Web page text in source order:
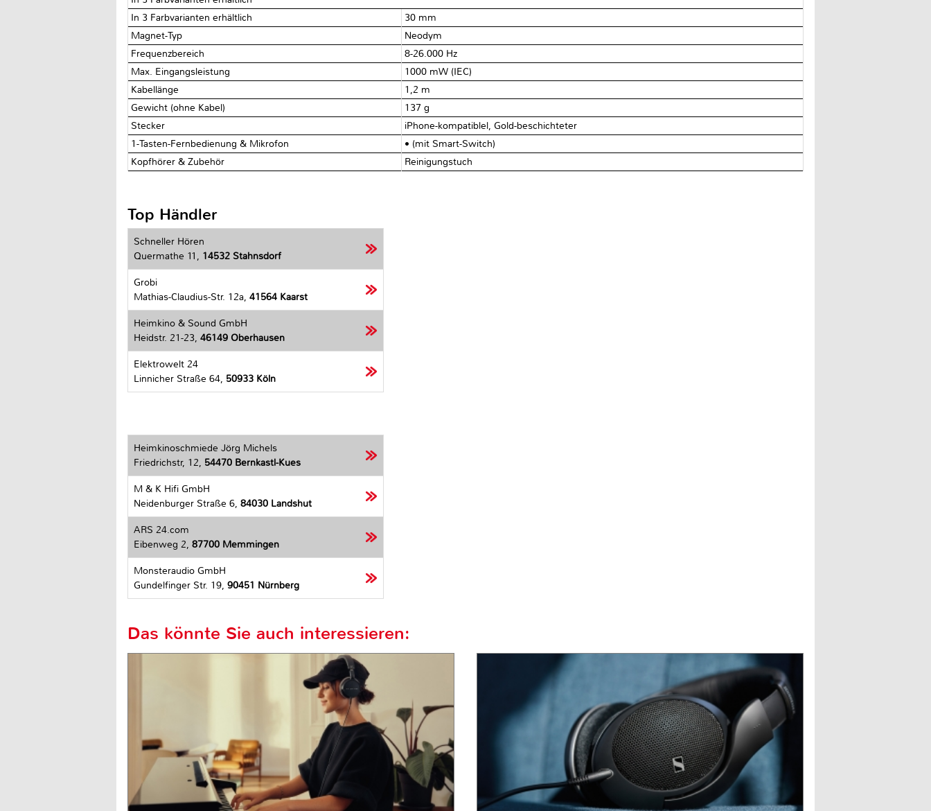
In 3 Farbvarianten erhältlich
30 mm
Magnet-Typ
Neodym
Frequenzbereich
8-26.000 Hz
Max. Eingangsleistung
1000 mW (IEC)
Kabellänge
1,2 m
Gewicht (ohne Kabel)
137 g
Stecker
iPhone-kompatiblel, Gold-beschichteter
1-Tasten-Fernbedienung & Mikrofon
• (mit Smart-Switch)
Kopfhörer & Zubehör
Reinigungstuch
Top Händler
Schneller Hören
Quermathe 11, 14532 Stahnsdorf
Grobi
Mathias-Claudius-Str. 12a, 41564 Kaarst
Heimkino & Sound GmbH
Heidstr. 21-23, 46149 Oberhausen
Elektrowelt 24
Linnicher Straße 64, 50933 Köln
Heimkinoschmiede Jörg Michels
Friedrichstr, 12, 54470 Bernkastl-Kues
M & K Hifi GmbH
Neidenburger Straße 6, 84030 Landshut
ARS 24.com
Eibenweg 2, 87700 Memmingen
Monsteraudio GmbH
Gundelfinger Str. 19, 90451 Nürnberg
Das könnte Sie auch interessieren: